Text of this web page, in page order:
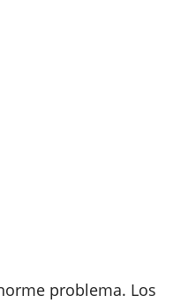
problema. Los